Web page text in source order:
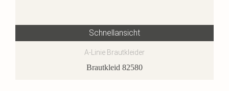
Schnellansicht
A-Linie Brautkleider
Brautkleid 82580